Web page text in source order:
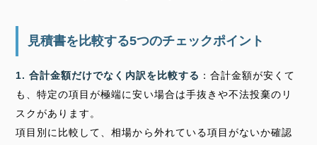
見積書を比較する5つのチェックポイント
1. 合計金額だけでなく内訳を比較する ：合計金額が安くて
も、特定の項目が極端に安い場合は手抜きや不法投棄のリ
スクがあります。
項目別に比較して、相場から外れている項目がないか確認